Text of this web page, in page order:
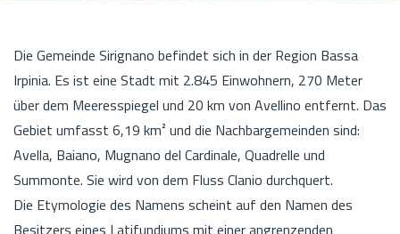
Die Gemeinde Sirignano befindet sich in der Region Bassa
Irpinia. Es ist eine Stadt mit 2.845 Einwohnern, 270 Meter
über dem Meeresspiegel und 20 km von Avellino entfernt. Das
Gebiet umfasst 6,19 km² und die Nachbargemeinden sind:
Avella, Baiano, Mugnano del Cardinale, Quadrelle und
Summonte. Sie wird von dem Fluss Clanio durchquert.
Die Etymologie des Namens scheint auf den Namen des
Besitzers eines Latifundiums mit einer angrenzenden